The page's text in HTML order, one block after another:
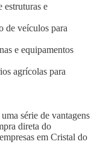
estruturas e
de veículos para
e equipamentos
agrícolas para
série de vantagens
direta do
em Cristal do